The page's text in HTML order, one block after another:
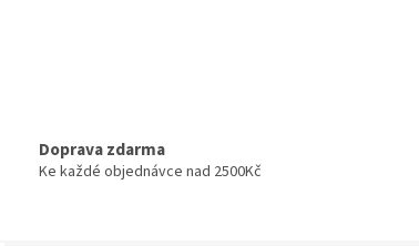
Doprava zdarma
Ke každé objednávce nad 2500Kč